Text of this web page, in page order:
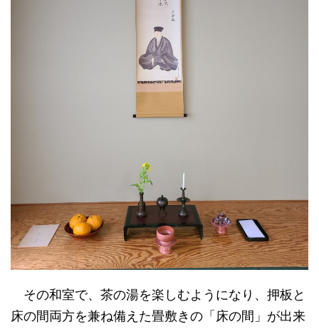
その和室で、茶の湯を楽しむようになり、押板と
床の間両方を兼ね備えた畳敷きの「床の間」が出来